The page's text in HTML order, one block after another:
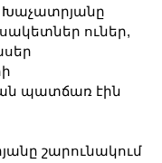
Խաչատրյանը
ուներ,
պատճառ էին
շարունակում